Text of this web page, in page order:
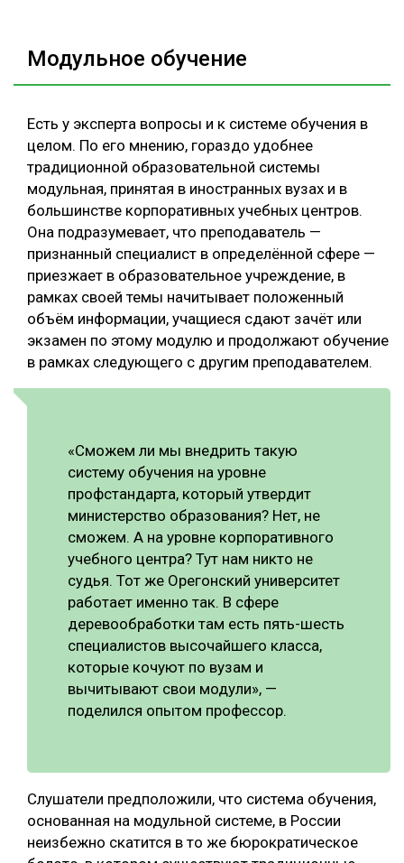
Модульное обучение
Есть у эксперта вопросы и к системе обучения в
целом. По его мнению, гораздо удобнее
традиционной образовательной системы
модульная, принятая в иностранных вузах и в
большинстве корпоративных учебных центров.
Она подразумевает, что преподаватель —
признанный специалист в определённой сфере —
приезжает в образовательное учреждение, в
рамках своей темы начитывает положенный
объём информации, учащиеся сдают зачёт или
экзамен по этому модулю и продолжают обучение
в рамках следующего с другим преподавателем.
«Сможем ли мы внедрить такую
систему обучения на уровне
профстандарта, который утвердит
министерство образования? Нет, не
сможем. А на уровне корпоративного
учебного центра? Тут нам никто не
судья. Тот же Орегонский университет
работает именно так. В сфере
деревообработки там есть пять-шесть
специалистов высочайшего класса,
которые кочуют по вузам и
вычитывают свои модули», —
поделился опытом профессор.
Слушатели предположили, что система обучения,
основанная на модульной системе, в России
неизбежно скатится в то же бюрократическое